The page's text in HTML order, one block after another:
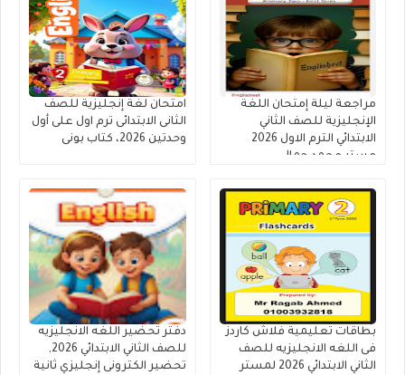
مراجعة ليلة إمتحان اللغة
الإنجليزية للصف الثاني
الابتدائي الترم الاول 2026
مستر محمد جمال
امتحان لغة إنجليزية للصف
الثانى الابتدائى ترم اول على أول
وحدتين 2026، كتاب بونى
بطاقات تعليمية فلاش كاردز
فى اللغه الانجليزيه للصف
الثاني الابتدائي 2026 لمستر
دفتر تحضير اللغه الانجليزيه
للصف الثاني الابتدائي 2026,
تحضير الكترونى إنجليزي ثانية